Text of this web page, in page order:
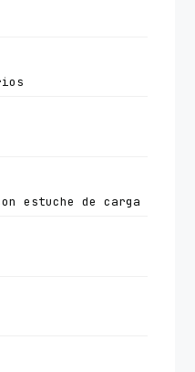
estuche de carga